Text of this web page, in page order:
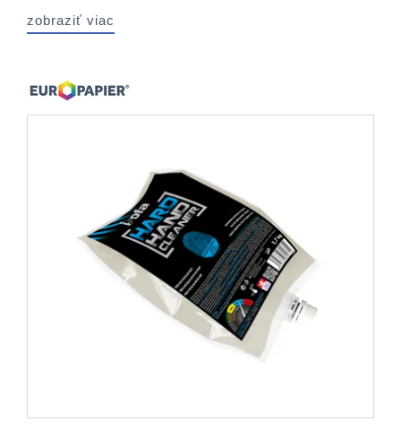
zobraziť viac